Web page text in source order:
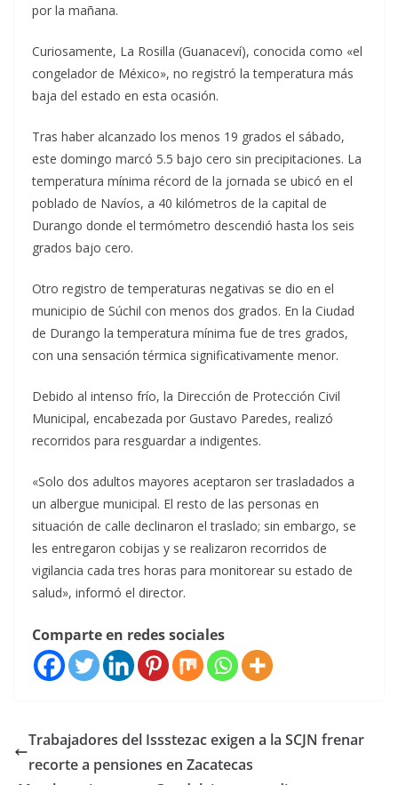
por la mañana.
Curiosamente, La Rosilla (Guanaceví), conocida como «el
congelador de México», no registró la temperatura más
baja del estado en esta ocasión.
Tras haber alcanzado los menos 19 grados el sábado,
este domingo marcó 5.5 bajo cero sin precipitaciones. La
temperatura mínima récord de la jornada se ubicó en el
poblado de Navíos, a 40 kilómetros de la capital de
Durango donde el termómetro descendió hasta los seis
grados bajo cero.
Otro registro de temperaturas negativas se dio en el
municipio de Súchil con menos dos grados. En la Ciudad
de Durango la temperatura mínima fue de tres grados,
con una sensación térmica significativamente menor.
Debido al intenso frío, la Dirección de Protección Civil
Municipal, encabezada por Gustavo Paredes, realizó
recorridos para resguardar a indigentes.
«Solo dos adultos mayores aceptaron ser trasladados a
un albergue municipal. El resto de las personas en
situación de calle declinaron el traslado; sin embargo, se
les entregaron cobijas y se realizaron recorridos de
vigilancia cada tres horas para monitorear su estado de
salud», informó el director.
Comparte en redes sociales
Trabajadores del Issstezac exigen a la SCJN frenar
recorte a pensiones en Zacatecas